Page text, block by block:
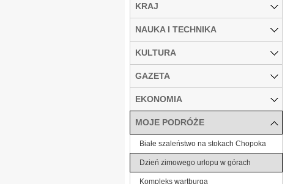
KRAJ
NAUKA I TECHNIKA
KULTURA
GAZETA
EKONOMIA
MOJE PODRÓŻE
Białe szaleństwo na stokach Chopoka
Dzień zimowego urlopu w górach
Kompleks wartburga